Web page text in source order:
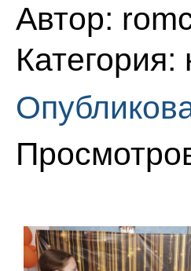
Автор:
Категория: